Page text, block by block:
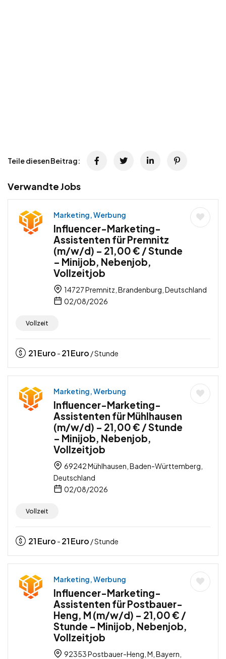
Teile diesen Beitrag:
Verwandte Jobs
Marketing, Werbung
Influencer-Marketing-
Assistenten für Premnitz
(m/w/d) – 21,00 € / Stunde
– Minijob, Nebenjob,
Vollzeitjob
14727 Premnitz, Brandenburg, Deutschland
02/08/2026
Vollzeit
21Euro - 21Euro / Stunde
Marketing, Werbung
Influencer-Marketing-
Assistenten für Mühlhausen
(m/w/d) – 21,00 € / Stunde
– Minijob, Nebenjob,
Vollzeitjob
69242 Mühlhausen, Baden-Württemberg,
Deutschland
02/08/2026
Vollzeit
21Euro - 21Euro / Stunde
Marketing, Werbung
Influencer-Marketing-
Assistenten für Postbauer-
Heng, M (m/w/d) – 21,00 € /
Stunde – Minijob, Nebenjob,
Vollzeitjob
92353 Postbauer-Heng, M, Bayern,